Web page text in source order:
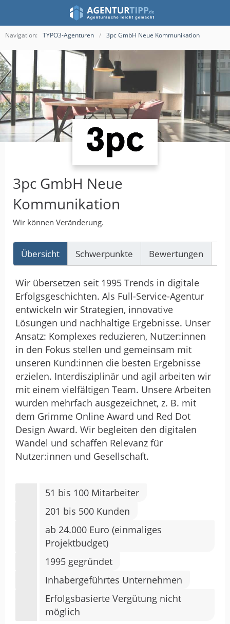
Navigation: TYPO3-Agenturen 3pc GmbH Neue Kommunikation
3pc GmbH Neue
Kommunikation
Wir können Veränderung.
Übersicht Schwerpunkte Bewertungen
Wir übersetzen seit 1995 Trends in digitale
Erfolgsgeschichten. Als Full-Service-Agentur
entwickeln wir Strategien, innovative
Lösungen und nachhaltige Ergebnisse. Unser
Ansatz: Komplexes reduzieren, Nutzer:innen
in den Fokus stellen und gemeinsam mit
unseren Kund:innen die besten Ergebnisse
erzielen. Interdisziplinär und agil arbeiten wir
mit einem vielfältigen Team. Unsere Arbeiten
wurden mehrfach ausgezeichnet, z. B. mit
dem Grimme Online Award und Red Dot
Design Award. Wir begleiten den digitalen
Wandel und schaffen Relevanz für
Nutzer:innen und Gesellschaft.
51 bis 100 Mitarbeiter
201 bis 500 Kunden
ab 24.000 Euro (einmaliges
Projektbudget)
1995 gegründet
Inhabergeführtes Unternehmen
Erfolgsbasierte Vergütung nicht
möglich